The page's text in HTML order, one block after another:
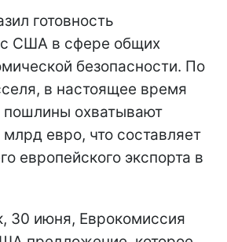
готовность
с США в сфере общих
безопасности. По
в настоящее время
пошлины охватывают
евро, что составляет
европейского экспорта в
30 июня, Еврокомиссия